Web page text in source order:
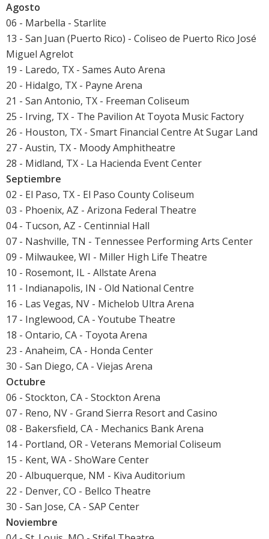
Agosto
06 - Marbella - Starlite
13 - San Juan (Puerto Rico) - Coliseo de Puerto Rico José
Miguel Agrelot
19 - Laredo, TX - Sames Auto Arena
20 - Hidalgo, TX - Payne Arena
21 - San Antonio, TX - Freeman Coliseum
25 - Irving, TX - The Pavilion At Toyota Music Factory
26 - Houston, TX - Smart Financial Centre At Sugar Land
27 - Austin, TX - Moody Amphitheatre
28 - Midland, TX - La Hacienda Event Center
Septiembre
02 - El Paso, TX - El Paso County Coliseum
03 - Phoenix, AZ - Arizona Federal Theatre
04 - Tucson, AZ - Centinnial Hall
07 - Nashville, TN - Tennessee Performing Arts Center
09 - Milwaukee, WI - Miller High Life Theatre
10 - Rosemont, IL - Allstate Arena
11 - Indianapolis, IN - Old National Centre
16 - Las Vegas, NV - Michelob Ultra Arena
17 - Inglewood, CA - Youtube Theatre
18 - Ontario, CA - Toyota Arena
23 - Anaheim, CA - Honda Center
30 - San Diego, CA - Viejas Arena
Octubre
06 - Stockton, CA - Stockton Arena
07 - Reno, NV - Grand Sierra Resort and Casino
08 - Bakersfield, CA - Mechanics Bank Arena
14 - Portland, OR - Veterans Memorial Coliseum
15 - Kent, WA - ShoWare Center
20 - Albuquerque, NM - Kiva Auditorium
22 - Denver, CO - Bellco Theatre
30 - San Jose, CA - SAP Center
Noviembre